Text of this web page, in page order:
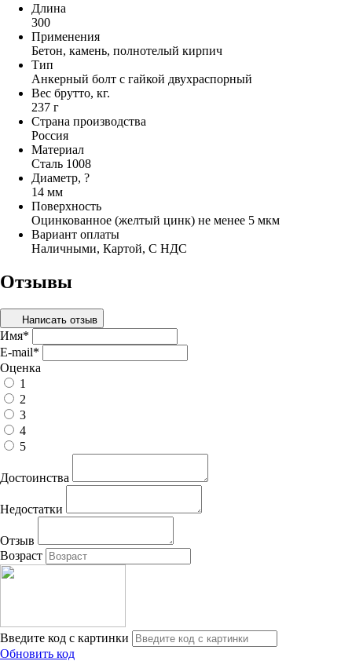
Длина
300
Применения
Бетон, камень, полнотелый кирпич
Тип
Анкерный болт с гайкой двухраспорный
Вес брутто, кг.
237 г
Страна производства
Россия
Материал
Сталь 1008
Диаметр, ?
14 мм
Поверхность
Оцинкованное (желтый цинк) не менее 5 мкм
Вариант оплаты
Наличными, Картой, С НДС
Отзывы
Написать отзыв
Имя*
E-mail*
Оценка
1
2
3
4
5
Достоинства
Недостатки
Отзыв
Возраст
Введите код с картинки
Обновить код